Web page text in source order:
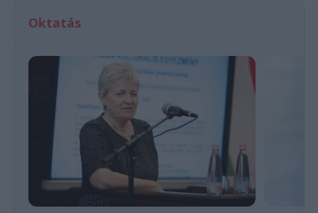
Oktatás